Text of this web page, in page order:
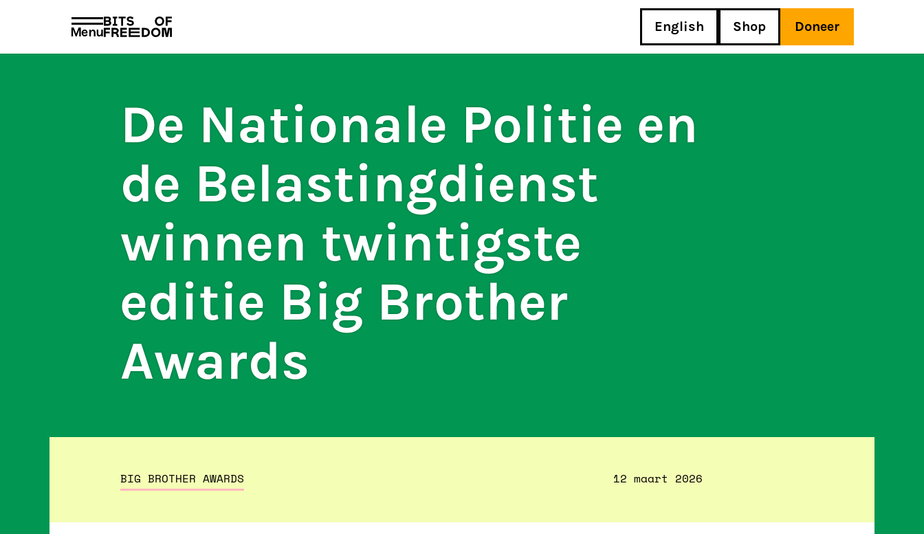
Menu
Search
for:
English Shop Doneer
PRIVACY EN VOORWAARDEN
De Nationale Politie en
de Belastingdienst
winnen twintigste
editie Big Brother
Awards
BIG BROTHER AWARDS 12 maart 2026